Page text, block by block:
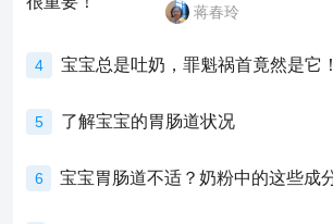
蒋春玲
4 宝宝总是吐奶，罪魁祸首竟然是它！
5 了解宝宝的胃肠道状况
6